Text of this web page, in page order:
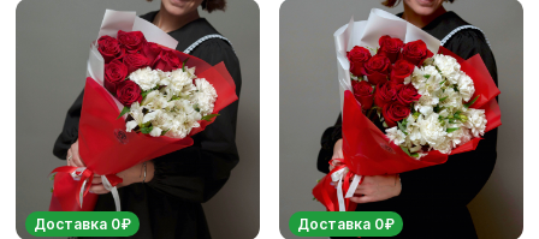
Доставка 0₽ Доставка 0₽